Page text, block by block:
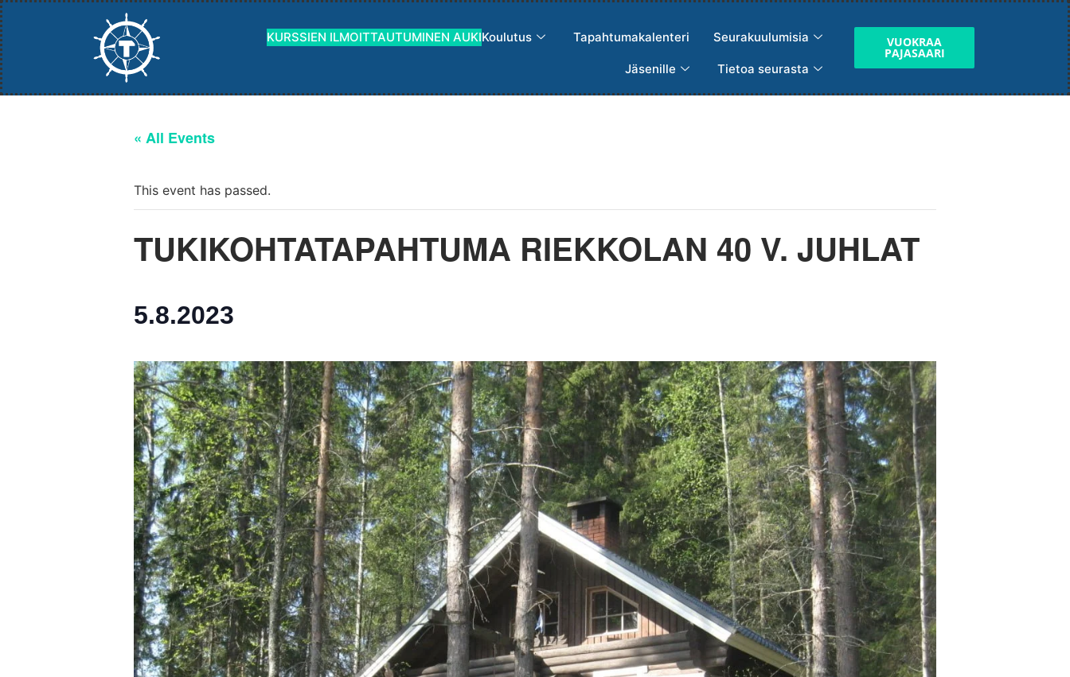
KURSSIEN ILMOITTAUTUMINEN AUKIKoulutus Tapahtumakalenteri Seurakuulumisia
Jäsenille Tietoa seurasta
VUOKRAA
PAJASAARI
« All Events
This event has passed.
TUKIKOHTATAPAHTUMA RIEKKOLAN 40 V. JUHLAT
5.8.2023